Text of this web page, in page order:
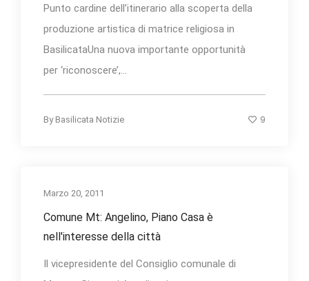
Punto cardine dell’itinerario alla scoperta della
produzione artistica di matrice religiosa in
BasilicataUna nuova importante opportunità
per ‘riconoscere’,...
By Basilicata Notizie 9
Marzo 20, 2011
Comune Mt: Angelino, Piano Casa è
nell'interesse della città
Il vicepresidente del Consiglio comunale di